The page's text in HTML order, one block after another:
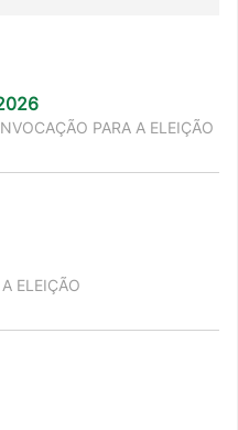
PARA A ELEIÇÃO
ELEIÇÃO